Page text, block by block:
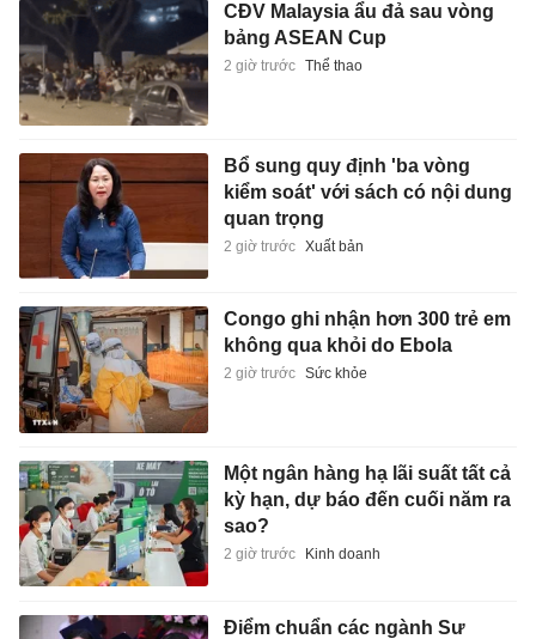
CĐV Malaysia ẩu đả sau vòng
bảng ASEAN Cup
2 giờ trước Thể thao
Bổ sung quy định 'ba vòng
kiểm soát' với sách có nội dung
quan trọng
2 giờ trước Xuất bản
Congo ghi nhận hơn 300 trẻ em
không qua khỏi do Ebola
2 giờ trước Sức khỏe
Một ngân hàng hạ lãi suất tất cả
kỳ hạn, dự báo đến cuối năm ra
sao?
2 giờ trước Kinh doanh
Điểm chuẩn các ngành Sư